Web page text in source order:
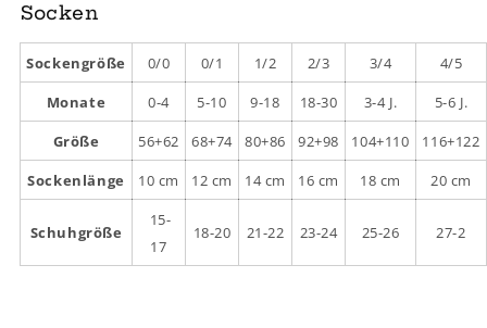
Socken
Sockengröße 0/0 0/1 1/2 2/3 3/4
4/5
Monate
0-4 5-10 9-18 18-30 3-4 J.
5-6 J.
Größe
56+62 68+74 80+86 92+98 104+110
116+122
Sockenlänge
10 cm 12 cm 14 cm 16 cm 18 cm 20 cm
Schuhgröße
15-
17
18-20 21-22 23-24 25-26 27-2